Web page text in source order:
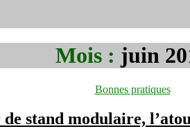
Mois : juin
Catégories
Bonnes pratiques
stand modulaire,